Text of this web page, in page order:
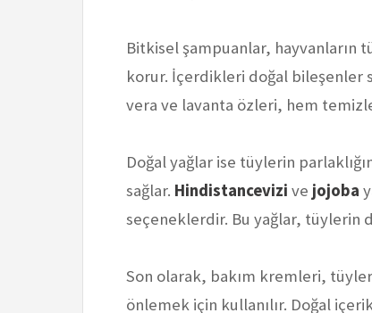
Bitkisel şampuanlar, hayvanların
korur. İçerdikleri doğal bileşenler
vera ve lavanta özleri, hem
Doğal yağlar ise tüylerin
sağlar. Hindistancevizi ve jojoba
seçeneklerdir. Bu yağlar, tüylerin
Son olarak, bakım kremleri,
önlemek için kullanılır. Doğal